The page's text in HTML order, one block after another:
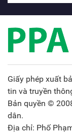
Giấy phép xuất
tin và truyền
Bản quyền ©
dân.
Địa chỉ: Phố